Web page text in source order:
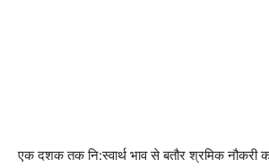
एक दशक तक नि:स्वार्थ भाव से बतौर श्रमिक नौकरी